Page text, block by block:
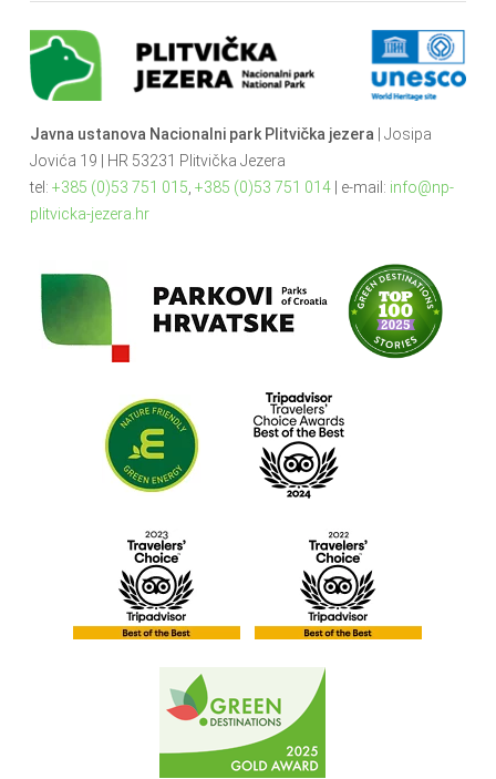
Javna ustanova Nacionalni park Plitvička jezera| Josipa
Jovića 19 | HR 53231 Plitvička Jezera
tel: +385 (0)53 751 015, +385 (0)53 751 014| e-mail: info@np-
plitvicka-jezera.hr